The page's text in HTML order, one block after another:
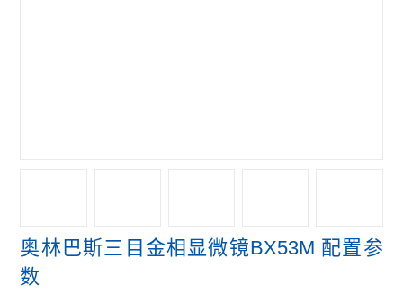
奥林巴斯BX51荧光显微镜
奥林巴斯CKX31倒置显微镜
奥林巴斯三目金相显微镜BX53M 配置参
数